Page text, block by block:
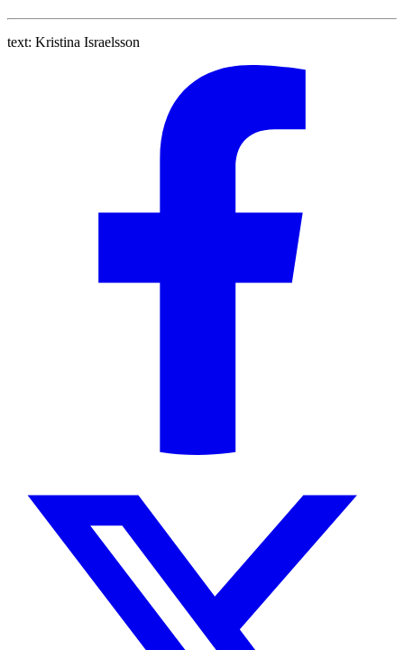
text: Kristina Israelsson